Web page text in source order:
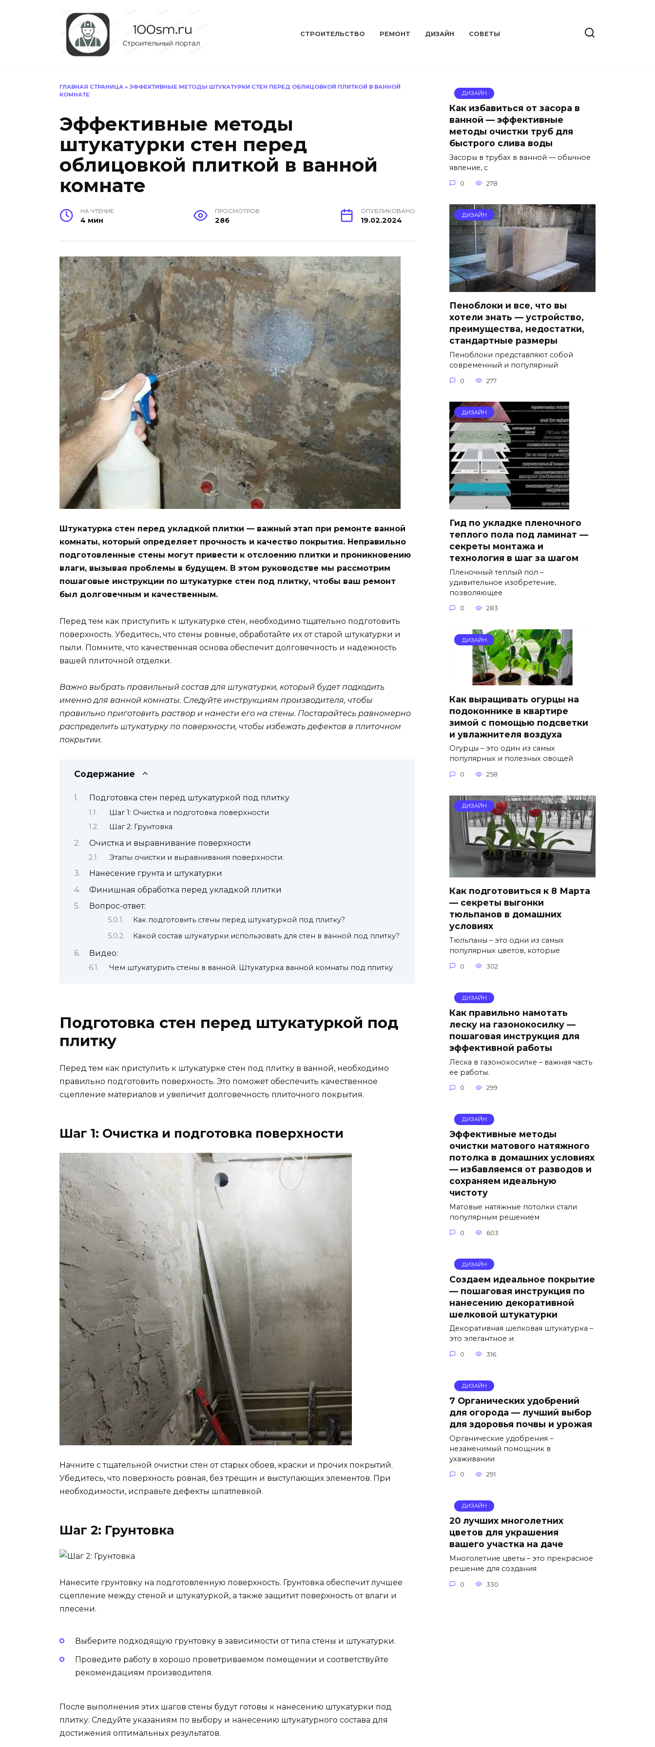
СТРОИТЕЛЬСТВО РЕМОНТ ДИЗАЙН СОВЕТЫ
ГЛАВНАЯ СТРАНИЦА » ЭФФЕКТИВНЫЕ МЕТОДЫ ШТУКАТУРКИ СТЕН ПЕРЕД ОБЛИЦОВКОЙ ПЛИТКОЙ В ВАННОЙ
КОМНАТЕ
Эффективные методы
штукатурки стен перед
облицовкой плиткой в ванной
комнате
НА ЧТЕНИЕ
4 мин
ПРОСМОТРОВ
286
ОПУБЛИКОВАНО
19.02.2024
Штукатурка стен перед укладкой плитки — важный этап при ремонте ванной
комнаты, который определяет прочность и качество покрытия. Неправильно
подготовленные стены могут привести к отслоению плитки и проникновению
влаги, вызывая проблемы в будущем. В этом руководстве мы рассмотрим
пошаговые инструкции по штукатурке стен под плитку, чтобы ваш ремонт
был долговечным и качественным.
Перед тем как приступить к штукатурке стен, необходимо тщательно подготовить
поверхность. Убедитесь, что стены ровные, обработайте их от старой штукатурки и
пыли. Помните, что качественная основа обеспечит долговечность и надежность
вашей плиточной отделки.
Важно выбрать правильный состав для штукатурки, который будет подходить
именно для ванной комнаты. Следуйте инструкциям производителя, чтобы
правильно приготовить раствор и нанести его на стены. Постарайтесь равномерно
распределить штукатурку по поверхности, чтобы избежать дефектов в плиточном
покрытии.
Содержание
Подготовка стен перед штукатуркой под плитку
Шаг 1: Очистка и подготовка поверхности
Шаг 2: Грунтовка
Очистка и выравнивание поверхности
Этапы очистки и выравнивания поверхности:
Нанесение грунта и штукатурки
Финишная обработка перед укладкой плитки
Вопрос-ответ:
Как подготовить стены перед штукатуркой под плитку?
Какой состав штукатурки использовать для стен в ванной под плитку?
Видео:
Чем штукатурить стены в ванной. Штукатурка ванной комнаты под плитку
Подготовка стен перед штукатуркой под
плитку
Перед тем как приступить к штукатурке стен под плитку в ванной, необходимо
правильно подготовить поверхность. Это поможет обеспечить качественное
сцепление материалов и увеличит долговечность плиточного покрытия.
Шаг 1: Очистка и подготовка поверхности
Начните с тщательной очистки стен от старых обоев, краски и прочих покрытий.
Убедитесь, что поверхность ровная, без трещин и выступающих элементов. При
необходимости, исправьте дефекты шпатлевкой.
Шаг 2: Грунтовка
Нанесите грунтовку на подготовленную поверхность. Грунтовка обеспечит лучшее
сцепление между стеной и штукатуркой, а также защитит поверхность от влаги и
плесени.
Выберите подходящую грунтовку в зависимости от типа стены и штукатурки.
Проведите работу в хорошо проветриваемом помещении и соответствуйте
рекомендациям производителя.
После выполнения этих шагов стены будут готовы к нанесению штукатурки под
плитку. Следуйте указаниям по выбору и нанесению штукатурного состава для
достижения оптимальных результатов.
ДИЗАЙН
Как избавиться от засора в
ванной — эффективные
методы очистки труб для
быстрого слива воды
Засоры в трубах в ванной — обычное
явление, с
0 278
ДИЗАЙН
Пеноблоки и все, что вы
хотели знать — устройство,
преимущества, недостатки,
стандартные размеры
Пеноблоки представляют собой
современный и популярный
0 277
ДИЗАЙН
Гид по укладке пленочного
теплого пола под ламинат —
секреты монтажа и
технология в шаг за шагом
Пленочный теплый пол –
удивительное изобретение,
позволяющее
0 283
ДИЗАЙН
Как выращивать огурцы на
подоконнике в квартире
зимой с помощью подсветки
и увлажнителя воздуха
Огурцы – это один из самых
популярных и полезных овощей
0 258
ДИЗАЙН
Как подготовиться к 8 Марта
— секреты выгонки
тюльпанов в домашних
условиях
Тюльпаны – это одни из самых
популярных цветов, которые
0 302
ДИЗАЙН
Как правильно намотать
леску на газонокосилку —
пошаговая инструкция для
эффективной работы
Леска в газонокосилке – важная часть
ее работы.
0 299
ДИЗАЙН
Эффективные методы
очистки матового натяжного
потолка в домашних условиях
— избавляемся от разводов и
сохраняем идеальную
чистоту
Матовые натяжные потолки стали
популярным решением
0 603
ДИЗАЙН
Создаем идеальное покрытие
— пошаговая инструкция по
нанесению декоративной
шелковой штукатурки
Декоративная шелковая штукатурка –
это элегантное и
0 316
ДИЗАЙН
7 Органических удобрений
для огорода — лучший выбор
для здоровья почвы и урожая
Органические удобрения –
незаменимый помощник в
ухаживании
0 291
ДИЗАЙН
20 лучших многолетних
цветов для украшения
вашего участка на даче
Многолетние цветы – это прекрасное
решение для создания
0 330